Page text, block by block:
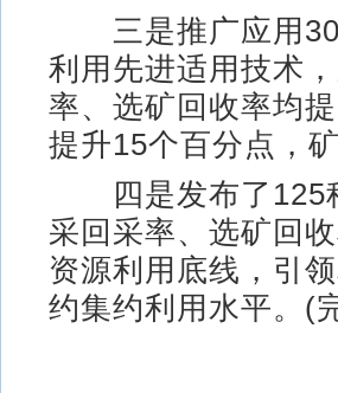
三是推广应用
利用先进适用技术
率、选矿回收率均
提升15个百分点，
四是发布了125
采回采率、选矿回
资源利用底线，引
约集约利用水平。(